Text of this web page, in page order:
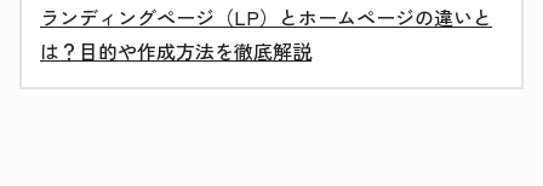
ランディングページ（LP）とホームページの違いと
は？目的や作成方法を徹底解説